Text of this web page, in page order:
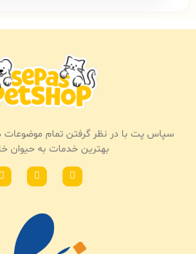
سپاس پت با در نظر گرفتن تمام موضوعات
بهترین خدمات به حیوان